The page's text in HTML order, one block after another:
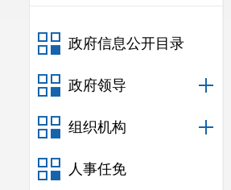
政府信息公开目录
政府领导
组织机构
人事任免